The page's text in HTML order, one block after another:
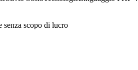
senza scopo di lucro